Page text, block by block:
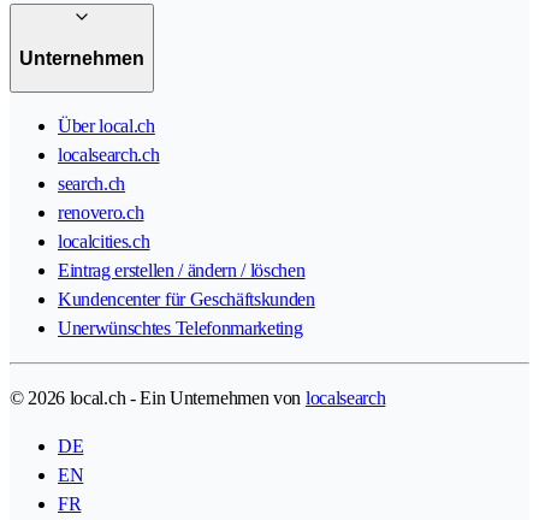
Unternehmen
Über local.ch
localsearch.ch
search.ch
renovero.ch
localcities.ch
Eintrag erstellen / ändern / löschen
Kundencenter für Geschäftskunden
Unerwünschtes Telefonmarketing
© 2026 local.ch - Ein Unternehmen von localsearch
DE
EN
FR